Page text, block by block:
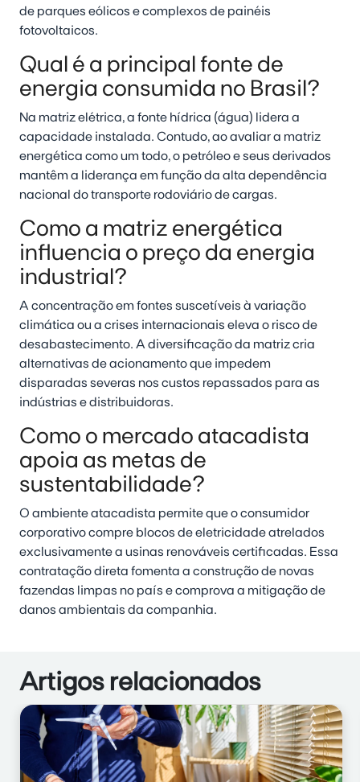
de parques eólicos e complexos de painéis
fotovoltaicos.
Qual é a principal fonte de
energia consumida no Brasil?
Na matriz elétrica, a fonte hídrica (água) lidera a
capacidade instalada. Contudo, ao avaliar a matriz
energética como um todo, o petróleo e seus derivados
mantêm a liderança em função da alta dependência
nacional do transporte rodoviário de cargas.
Como a matriz energética
influencia o preço da energia
industrial?
A concentração em fontes suscetíveis à variação
climática ou a crises internacionais eleva o risco de
desabastecimento. A diversificação da matriz cria
alternativas de acionamento que impedem
disparadas severas nos custos repassados para as
indústrias e distribuidoras.
Como o mercado atacadista
apoia as metas de
sustentabilidade?
O ambiente atacadista permite que o consumidor
corporativo compre blocos de eletricidade atrelados
exclusivamente a usinas renováveis certificadas. Essa
contratação direta fomenta a construção de novas
fazendas limpas no país e comprova a mitigação de
danos ambientais da companhia.
Artigos relacionados